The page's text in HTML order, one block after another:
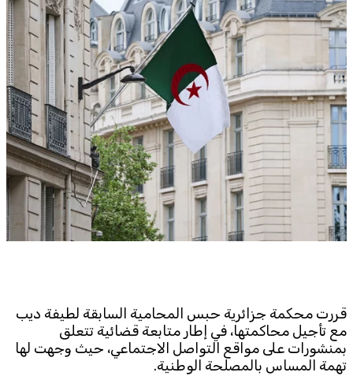
Services
Horoscope
Polls
Jobs
Writers
Legal
Privacy Policy
Terms Of Use
Cookies Policy
قررت محكمة جزائرية حبس المحامية السابقة لطيفة ديب
مع تأجيل محاكمتها، في إطار متابعة قضائية تتعلق
بمنشورات على مواقع التواصل الاجتماعي، حيث وجهت لها
تهمة المساس بالمصلحة الوطنية.